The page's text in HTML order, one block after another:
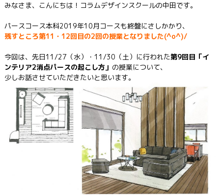
みなさま、こんにちは！コラムデザインスクールの中田です。
パースコース本科2019年10月コースも終盤にさしかかり、
残すところ第11・12回目の2回の授業となりました(^o^)/
今回は、先日11/27（水）・11/30（土）に行われた第9回目「イ
ンテリア2消点パースの起こし方」 の授業について、
少しお話させていただきたいと思います。